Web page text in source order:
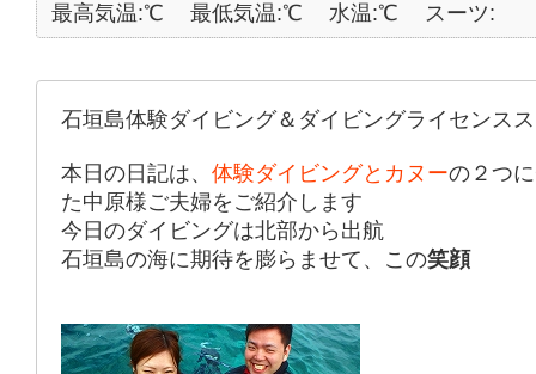
最高気温:℃
最低気温:℃ 水温:℃ スーツ:
石垣島体験ダイビング＆ダイビングライセンス
本日の日記は、 体験ダイビングとカヌーの２つ
た中原様ご夫婦をご紹介します
今日のダイビングは北部から出航
石垣島の海に期待を膨らませて、この笑顔